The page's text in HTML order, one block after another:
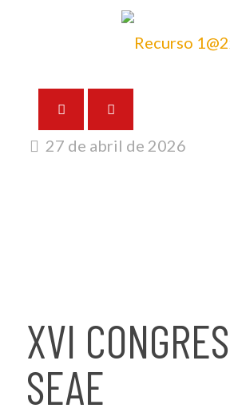
27 de abril de 2026
XVI
SEAE